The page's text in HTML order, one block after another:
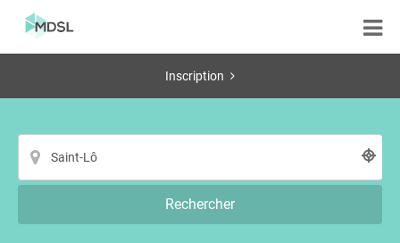
Inscription
Rechercher